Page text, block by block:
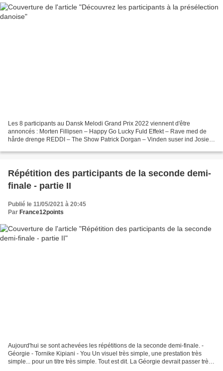
Les 8 participants au Dansk Melodi Grand Prix 2022 viennent d'être
annoncés : Morten Fillipsen – Happy Go Lucky Fuld Effekt – Rave med de
hårde drenge REDDI – The Show Patrick Dorgan – Vinden suser ind Josie,
Répétition des participants de la seconde demi-
finale - partie II
Publié le 11/05/2021 à 20:45
Par France12points
Aujourd'hui se sont achevées les répétitions de la seconde demi-finale. -
Géorgie - Tornike Kipiani - You Un visuel très simple, une prestation très
simple... pour un titre très simple. Tout est dit. La Géorgie devrait passer très